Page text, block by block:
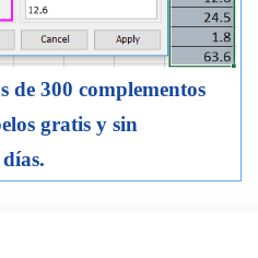
de 300 complementos
gratis y sin